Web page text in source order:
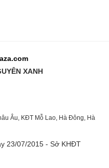
XANH
Âu, KĐT Mỗ Lao, Hà Đông, Hà
23/07/2015 - Sở KHĐT